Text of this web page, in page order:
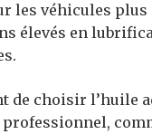
les véhicules
élevés en
de choisir l’huile